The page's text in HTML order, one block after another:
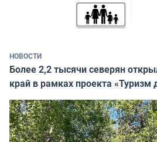
НОВОСТИ
Более 2,2 тысячи северян
край в рамках проекта «Туризм